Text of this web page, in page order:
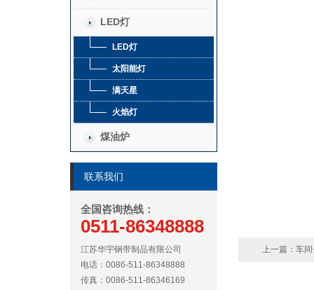
LED灯
LED灯
太阳能灯
满天星
火焰灯
煤油炉
联系我们
全国咨询热线：
0511-86348888
江苏华宇钢带制品有限公司
电话：0086-511-86348888
传真：0086-511-86346169
上一篇： 车